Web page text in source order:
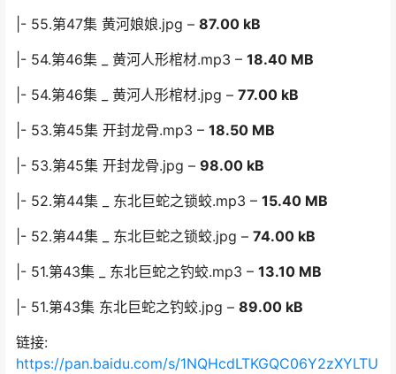
|- 55.第47集 黄河娘娘.jpg – 87.00 kB
|- 54.第46集 _ 黄河人形棺材.mp3 – 18.40 MB
|- 54.第46集 _ 黄河人形棺材.jpg – 77.00 kB
|- 53.第45集 开封龙骨.mp3 – 18.50 MB
|- 53.第45集 开封龙骨.jpg – 98.00 kB
|- 52.第44集 _ 东北巨蛇之锁蛟.mp3 – 15.40 MB
|- 52.第44集 _ 东北巨蛇之锁蛟.jpg – 74.00 kB
|- 51.第43集 _ 东北巨蛇之钓蛟.mp3 – 13.10 MB
|- 51.第43集 东北巨蛇之钓蛟.jpg – 89.00 kB
链接:
https://pan.baidu.com/s/1NQHcdLTKGQC06Y2zXYLTU